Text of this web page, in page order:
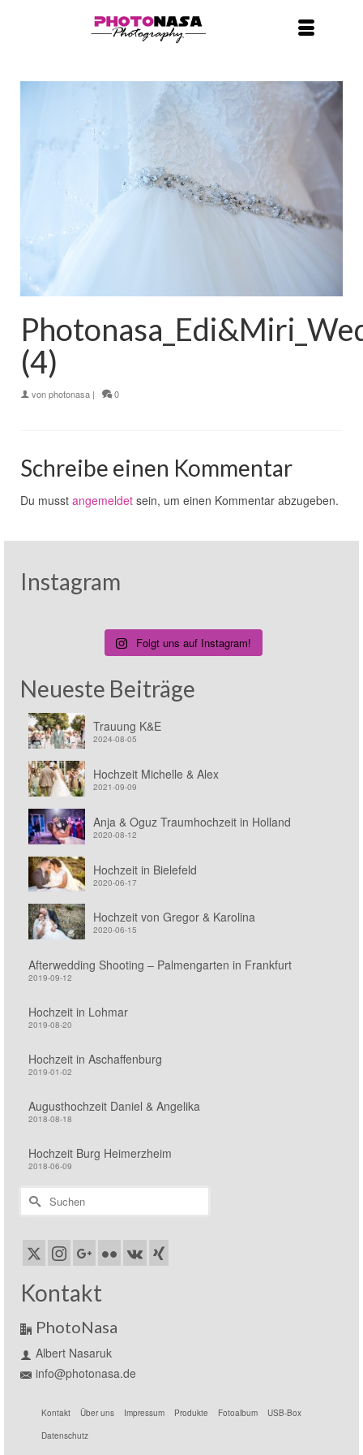
(4)
vonphotonasa | 0
Schreibe einen Kommentar
Du musst angemeldet sein, um einen Kommentar abzugeben.
Instagram
Folgt uns auf Instagram!
Neueste Beiträge
Trauung K&E
2024-08-05
Hochzeit Michelle & Alex
2021-09-09
Anja & Oguz Traumhochzeit in Holland
2020-08-12
Hochzeit in Bielefeld
2020-06-17
Hochzeit von Gregor & Karolina
2020-06-15
Afterwedding Shooting – Palmengarten in Frankfurt
2019-09-12
Hochzeit in Lohmar
2019-08-20
Hochzeit in Aschaffenburg
2019-01-02
Augusthochzeit Daniel & Angelika
2018-08-18
Hochzeit Burg Heimerzheim
2018-06-09
Suchen
nach:
Kontakt
PhotoNasa
Albert Nasaruk
info@photonasa.de
Kontakt Über uns Impressum Produkte Fotoalbum
USB-Box
Datenschutz